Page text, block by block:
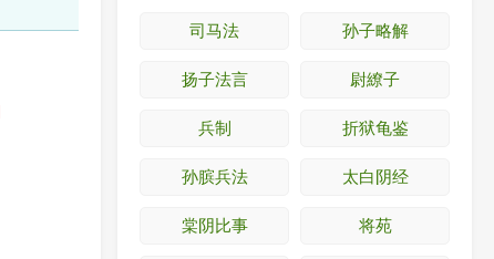
司马法 孙子略解
扬子法言 尉繚子
兵制 折狱龟鉴
孙膑兵法 太白阴经
棠阴比事 将苑